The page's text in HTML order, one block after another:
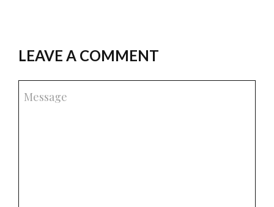
LEAVE A COMMENT